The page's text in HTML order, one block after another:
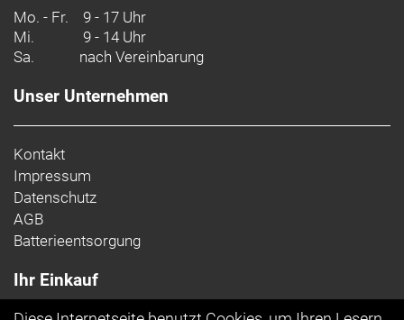
Mo. - Fr. 9 - 17 Uhr
Mi.
9 - 14 Uhr
Sa.
nach Vereinbarung
Unser Unternehmen
Kontakt
Impressum
Datenschutz
AGB
Batterieentsorgung
Ihr Einkauf